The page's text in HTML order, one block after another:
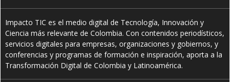
Impacto TIC es el medio digital de Tecnología, Innovación y
Ciencia más relevante de Colombia. Con contenidos periodísticos,
servicios digitales para empresas, organizaciones y gobiernos, y
conferencias y programas de formación e inspiración, aporta a la
Transformación Digital de Colombia y Latinoamérica.